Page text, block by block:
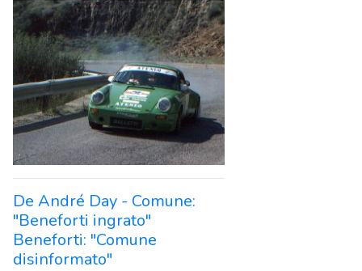
De André Day - Comune:
"Beneforti ingrato"
Beneforti: "Comune
disinformato"